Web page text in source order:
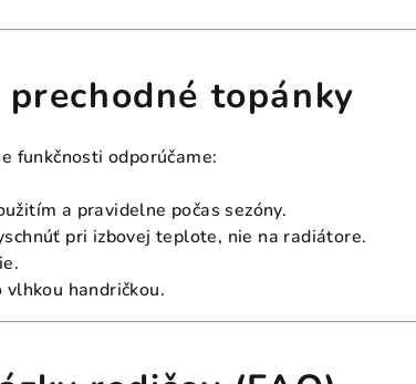
topánky
funkčnosti odporúčame:
a pravidelne počas sezóny.
pri izbovej teplote, nie na radiátore.
handričkou.